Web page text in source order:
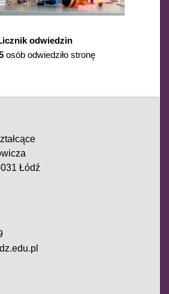
odwiedzin
osób odwiedziło stronę
Łódź